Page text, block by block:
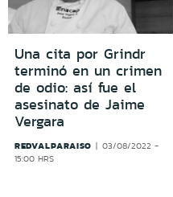
Una cita por Grindr
terminó en un crimen
de odio: así fue el
asesinato de Jaime
Vergara
REDVALPARAISO
03/08/2022 -
15:00 HRS